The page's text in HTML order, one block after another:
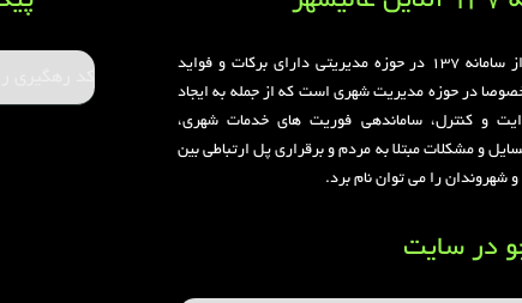
استفاده از سامانه ۱۳۷ در حوزه مدیریتی دارای برکات و فواید
در حوزه مدیریت شهری است که از جمله به ایجاد
و کنترل، ساماندهی فوریت های خدمات شهری،
و مشکلات مبتلا به مردم و برقراری پل ارتباطی بین
شهروندان را می توان نام برد.
در سایت